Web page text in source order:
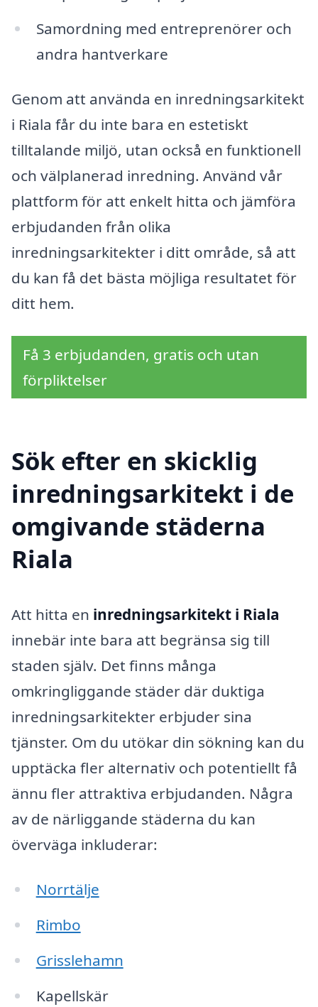
Samordning med entreprenörer och
andra hantverkare
Genom att använda en inredningsarkitekt
i Riala får du inte bara en estetiskt
tilltalande miljö, utan också en funktionell
och välplanerad inredning. Använd vår
plattform för att enkelt hitta och jämföra
erbjudanden från olika
inredningsarkitekter i ditt område, så att
du kan få det bästa möjliga resultatet för
ditt hem.
Få 3 erbjudanden, gratis och utan
förpliktelser
Sök efter en skicklig
inredningsarkitekt i de
omgivande städerna
Riala
Att hitta en inredningsarkitekt i Riala
innebär inte bara att begränsa sig till
staden själv. Det finns många
omkringliggande städer där duktiga
inredningsarkitekter erbjuder sina
tjänster. Om du utökar din sökning kan du
upptäcka fler alternativ och potentiellt få
ännu fler attraktiva erbjudanden. Några
av de närliggande städerna du kan
överväga inkluderar:
Norrtälje
Rimbo
Grisslehamn
Kapellskär